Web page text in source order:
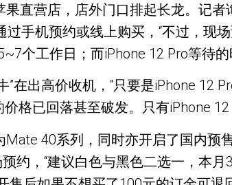
直营店，店外门口排起长龙。记
手机预约或线上购买，“不过，现
个工作日；而iPhone 12 Pro等待的
”在出高价收机，“只要是iPhone 12
格已回落甚至破发。只有iPhone 12
40系列，同时亦开启了国内
约，“建议白色与黑色二选一，本